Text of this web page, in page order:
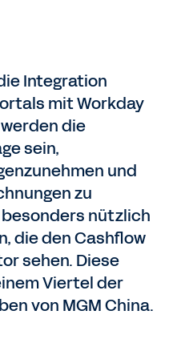
Integration
mit Workday
die
sein,
und
zu
nützlich
die den Cashflow
sehen. Diese
Viertel der
von MGM China.